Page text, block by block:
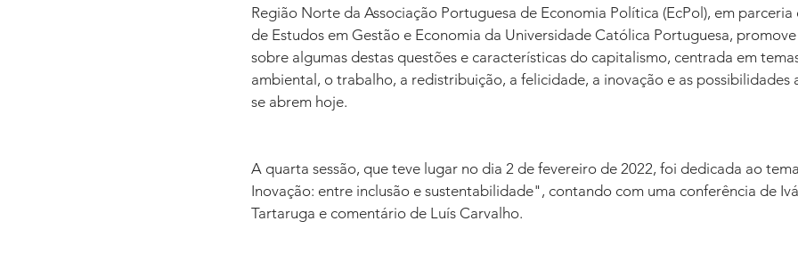
Região Norte da Associação Portuguesa de Economia Política (EcPol), em
de Estudos em Gestão e Economia da Universidade Católica Portuguesa,
sobre algumas destas questões e características do capitalismo, centrada em
ambiental, o trabalho, a redistribuição, a felicidade, a inovação e as possibilidades
se abrem hoje.
A quarta sessão, que teve lugar no dia 2 de fevereiro de 2022, foi dedicada ao
Inovação: entre inclusão e sustentabilidade", contando com uma conferência de
Tartaruga e comentário de Luís Carvalho.